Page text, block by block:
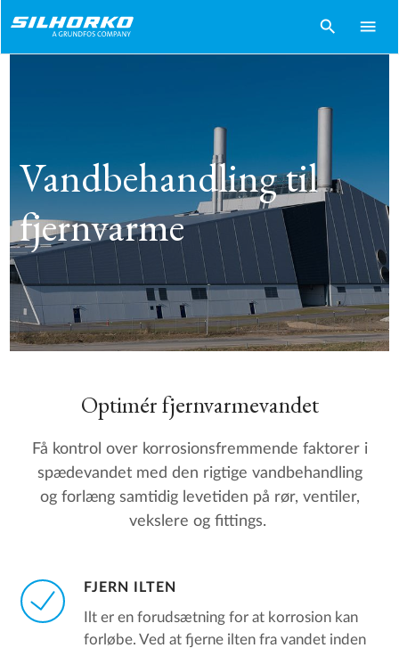
search menu
Vandbehandling til
fjernvarme
Optimér fjernvarmevandet
Få kontrol over korrosionsfremmende faktorer i
spædevandet med den rigtige vandbehandling
og forlæng samtidig levetiden på rør, ventiler,
vekslere og fittings.
FJERN ILTEN
Ilt er en forudsætning for at korrosion kan
forløbe. Ved at fjerne ilten fra vandet inden